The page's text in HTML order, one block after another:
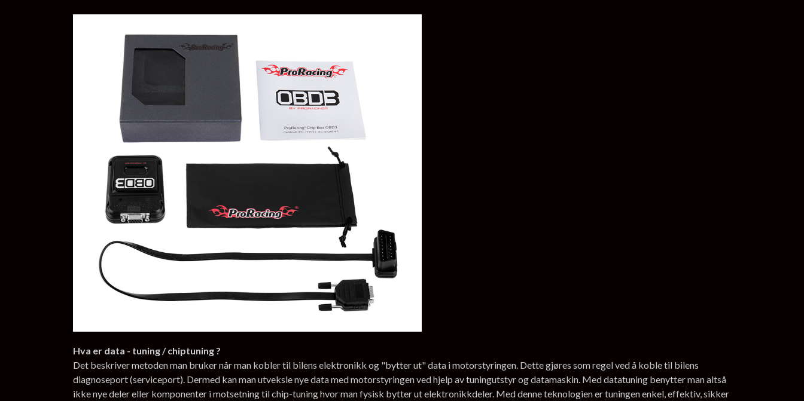
Hva er data - tuning / chiptuning ?
Det beskriver metoden man bruker når man kobler til bilens elektronikk og "bytter ut" data i motorstyringen. Dette gjøres som regel ved å koble til bilens
diagnoseport (serviceport). Dermed kan man utveksle nye data med motorstyringen ved hjelp av tuningutstyr og datamaskin. Med datatuning benytter man altså
ikke nye deler eller komponenter i motsetning til chip-tuning hvor man fysisk bytter ut elektronikkdeler. Med denne teknologien er tuningen enkel, effektiv, sikker